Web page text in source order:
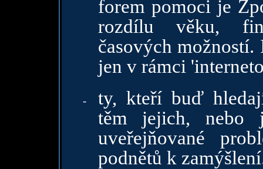
forem pomoci je
rozdílu věku,
časových
jen v rámci
-
ty, kteří buď
těm jejich, nebo
uveřejňované
podnětů k